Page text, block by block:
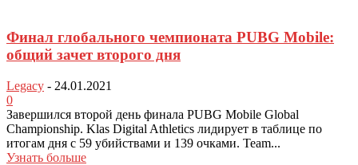
Финал глобального чемпионата PUBG Mobile:
общий зачет второго дня
Legacy - 24.01.2021
0
Завершился второй день финала PUBG Mobile Global
Championship. Klas Digital Athletics лидирует в таблице по
итогам дня с 59 убийствами и 139 очками. Team...
Узнать больше